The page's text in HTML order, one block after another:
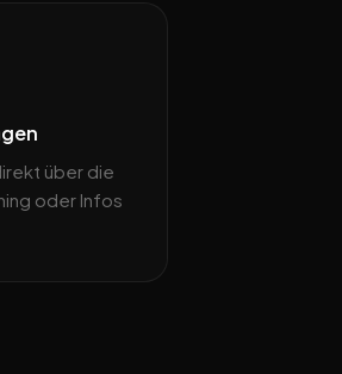
über die
oder Infos